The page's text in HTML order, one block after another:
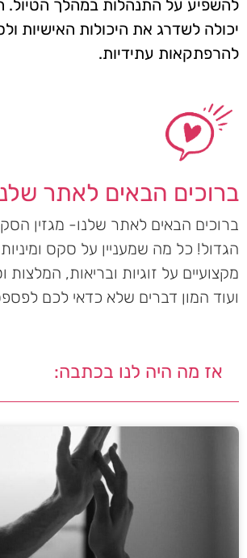
להשפיע על התנהלות במהלך הטיול.
יכולה לשדרג את היכולות האישיות
להרפתקאות עתידיות.
ברוכים הבאים לאתר
ברוכים הבאים לאתר שלנו- מגזין
הגדול! כל מה שמעניין על סקס
מקצועיים על זוגיות ובריאות, המלצות
ועוד המון דברים שלא כדאי לכם
אז מה היה לנו בכתבה: